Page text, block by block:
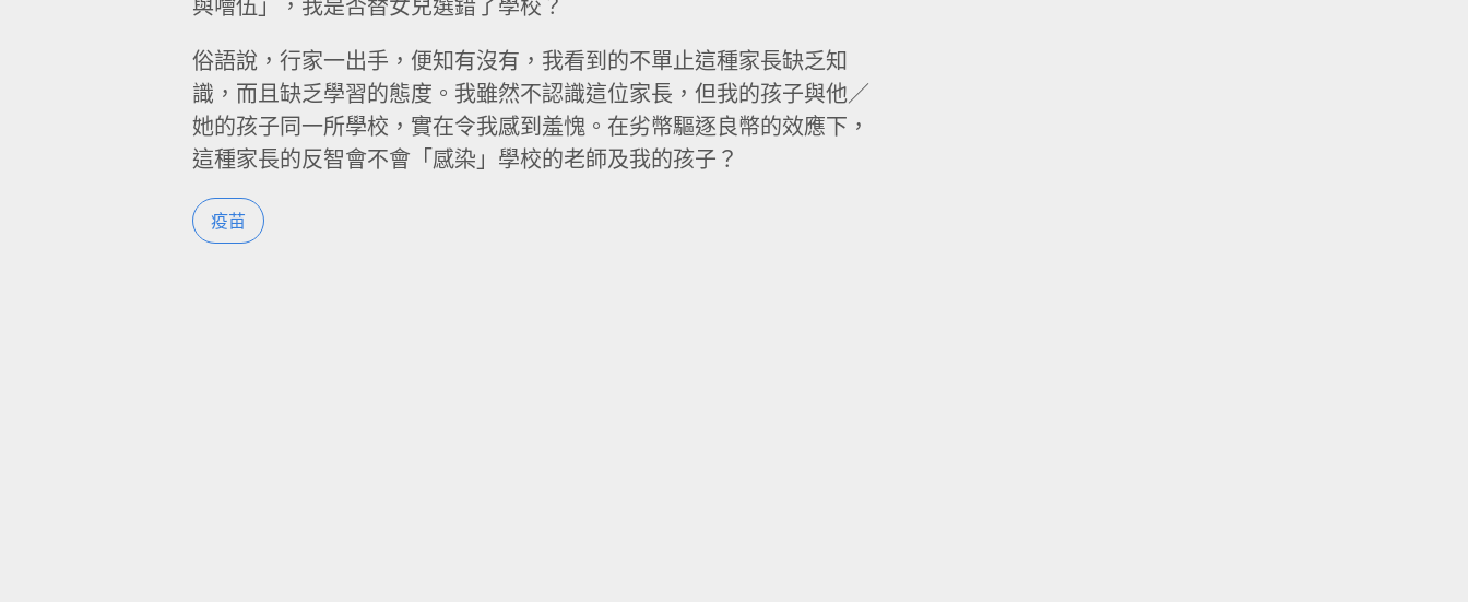
與噲伍」，我是否替女兒選錯了學校？
俗語說，行家一出手，便知有沒有，我看到的不單止這種家長缺乏知
識，而且缺乏學習的態度。我雖然不認識這位家長，但我的孩子與他／
她的孩子同一所學校，實在令我感到羞愧。在劣幣驅逐良幣的效應下，
這種家長的反智會不會「感染」學校的老師及我的孩子？
疫苗